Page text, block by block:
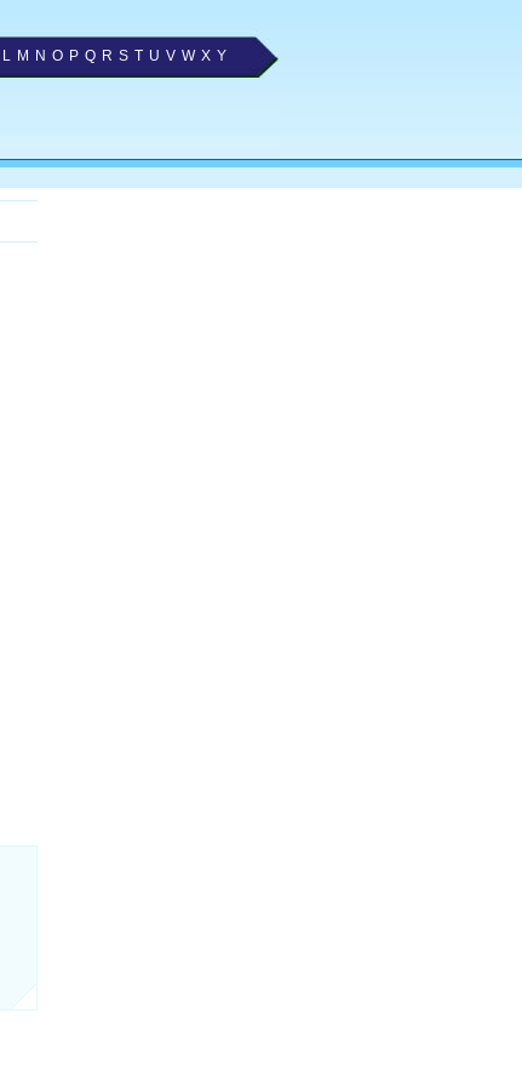
L M N O P Q R S T U V W X Y